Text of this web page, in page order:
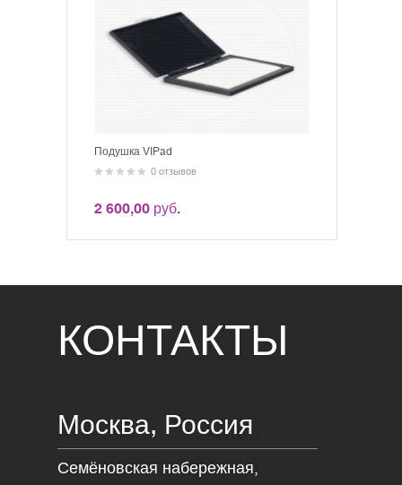
Подушка VIPad
0 отзывов
2 600,00 руб.
КОНТАКТЫ
Москва, Россия
Семёновская набережная,